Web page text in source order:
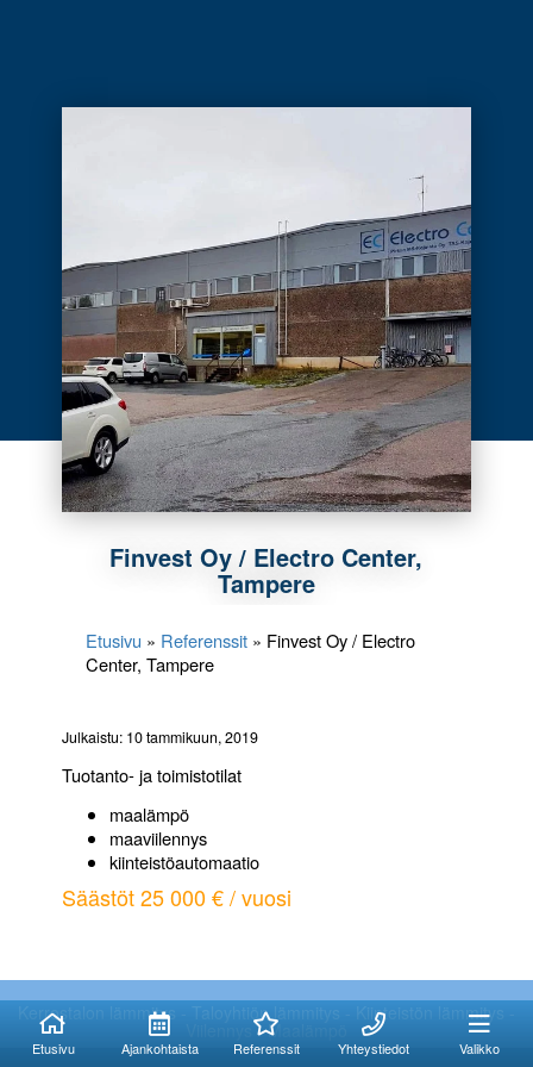
Etusivu Ajankohtaista Referenssit Yhteystiedot Valikko
Finvest Oy / Electro Center,
Tampere
Etusivu » Referenssit » Finvest Oy / Electro
Center, Tampere
Julkaistu: 10 tammikuun, 2019
Tuotanto- ja toimistotilat
maalämpö
maaviilennys
kiinteistöautomaatio
Säästöt 25 000 € / vuosi
Kerrostalon lämmitys - Taloyhtiön lämmitys - Kiinteistön lämmitys -
Viilennys - Maalämpö
Kuinka voimme
Kuinka voimme